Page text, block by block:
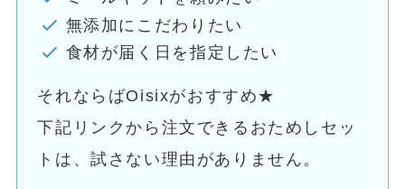
無添加にこだわりたい
食材が届く日を指定したい
それならばOisixがおすすめ★
下記リンクから注文できるおためしセッ
トは、試さない理由がありません。